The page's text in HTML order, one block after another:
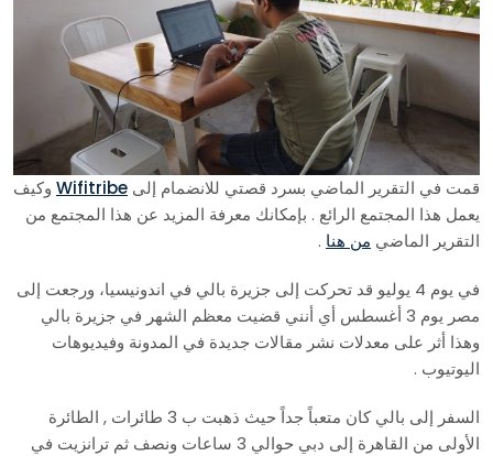
قمت في التقرير الماضي بسرد قصتي للانضمام إلى Wifitribe وكيف
يعمل هذا المجتمع الرائع . بإمكانك معرفة المزيد عن هذا المجتمع من
التقرير الماضي من هنا .
في يوم 4 يوليو قد تحركت إلى جزيرة بالي في اندونيسيا، ورجعت إلى
مصر يوم 3 أغسطس أي أنني قضيت معظم الشهر في جزيرة بالي
وهذا أثر على معدلات نشر مقالات جديدة في المدونة وفيديوهات
اليوتيوب .
السفر إلى بالي كان متعباً جداً حيث ذهبت ب 3 طائرات , الطائرة
الأولى من القاهرة إلى دبي حوالي 3 ساعات ونصف ثم ترانزيت في